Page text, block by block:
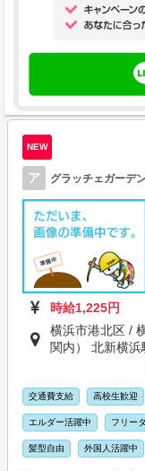
NEW
ア グラッチェガーデ
時給1,225円
横浜市港北区 /
関内） 北新横浜
交通費支給 高校生歓迎
エルダー活躍中 フリー
髪型自由 外国人活躍中